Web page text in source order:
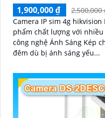
1,900,000 ₫
2,500,000
Camera IP sim 4g hikvision
phẩm chất lượng với
công nghệ Ánh Sáng Kép
đêm dù bị ánh sáng yếu...